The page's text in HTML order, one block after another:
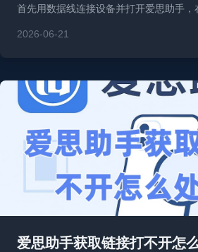
首先用数据线连接设备并打开爱思助手
2026-06-21
爱思助手获取链接打不开怎